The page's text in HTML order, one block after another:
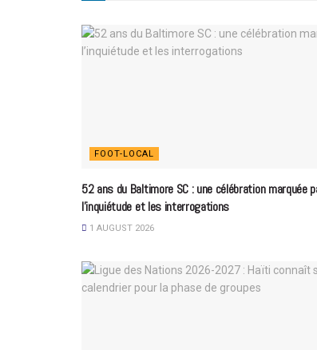
FOOT-LOCAL
52 ans du Baltimore SC : une célébration marquée
l’inquiétude et les interrogations
1 AUGUST 2026